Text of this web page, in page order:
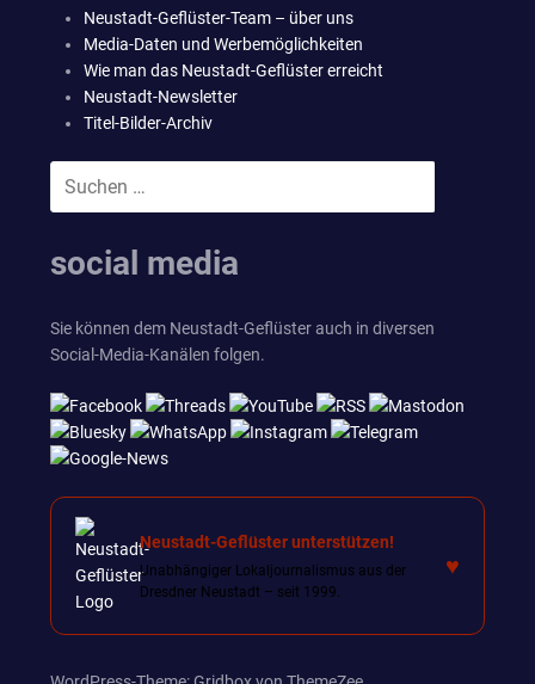
Neustadt-Geflüster-Team – über uns
Media-Daten und Werbemöglichkeiten
Wie man das Neustadt-Geflüster erreicht
Neustadt-Newsletter
Titel-Bilder-Archiv
social media
Sie können dem Neustadt-Geflüster auch in diversen
Social-Media-Kanälen folgen.
Neustadt-Geflüster unterstützen!
Unabhängiger Lokaljournalismus aus der
Dresdner Neustadt – seit 1999.
♥